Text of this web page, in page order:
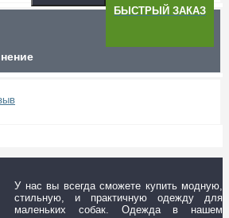
БЫСТРЫЙ ЗАКАЗ
У нас вы всегда сможете купить модную,
стильную, и практичную одежду для
маленьких собак. Одежда в нашем